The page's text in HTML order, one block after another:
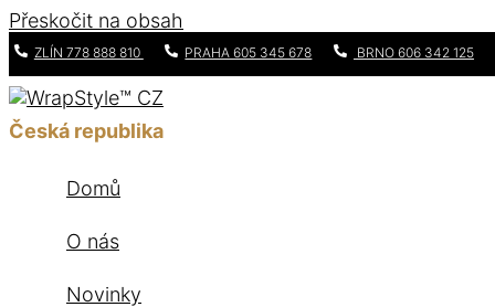
Přeskočit na obsah
ZLÍN 778 888 810 PRAHA 605 345 678 BRNO 606 342 125
Česká republika
Domů
O nás
Novinky